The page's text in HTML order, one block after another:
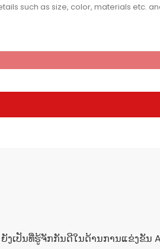
ງເປັນທີ່ຮູ້ຈັກກັນດີໃນດ້ານການແຂ່ງຂັນ